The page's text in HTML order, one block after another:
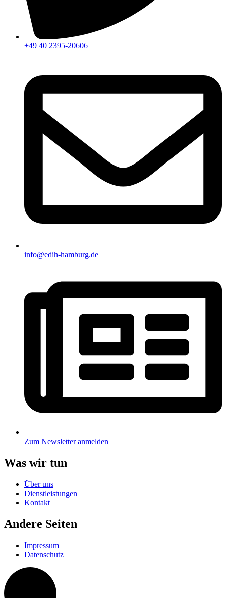
+49 40 2395-20606
info@edih-hamburg.de
Zum Newsletter anmelden
Was wir tun
Über uns
Dienstleistungen
Kontakt
Andere Seiten
Impressum
Datenschutz